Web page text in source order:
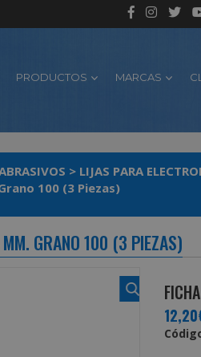
PRODUCTOS MARCAS
> LIJAS PARA
100 (3 Piezas)
GRANO 100 (3 PIEZAS)